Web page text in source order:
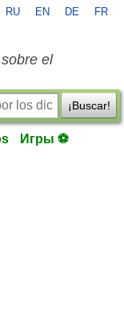
RU EN DE FR
el
¡Buscar!
Игры ⚽